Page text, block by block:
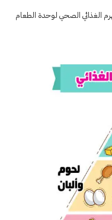
الغذائي الصحي لوحدة الطعام